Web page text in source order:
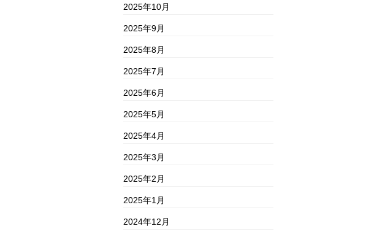
2025年10月
2025年9月
2025年8月
2025年7月
2025年6月
2025年5月
2025年4月
2025年3月
2025年2月
2025年1月
2024年12月